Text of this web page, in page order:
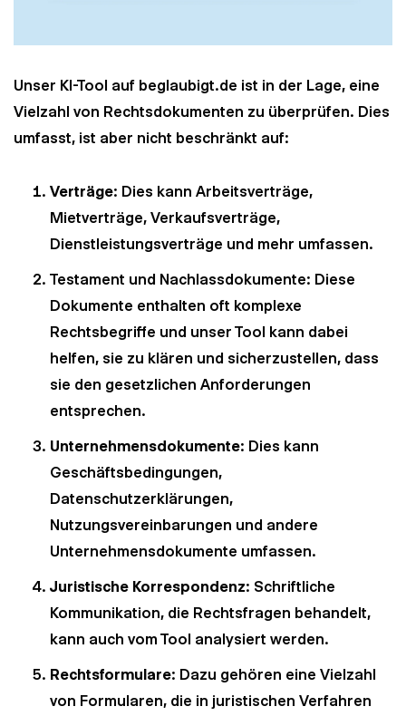
Unser KI-Tool auf beglaubigt.de ist in der Lage, eine
Vielzahl von Rechtsdokumenten zu überprüfen. Dies
umfasst, ist aber nicht beschränkt auf:
Verträge: Dies kann Arbeitsverträge,
Mietverträge, Verkaufsverträge,
Dienstleistungsverträge und mehr umfassen.
Testament und Nachlassdokumente: Diese
Dokumente enthalten oft komplexe
Rechtsbegriffe und unser Tool kann dabei
helfen, sie zu klären und sicherzustellen, dass
sie den gesetzlichen Anforderungen
entsprechen.
Unternehmensdokumente: Dies kann
Geschäftsbedingungen,
Datenschutzerklärungen,
Nutzungsvereinbarungen und andere
Unternehmensdokumente umfassen.
Juristische Korrespondenz: Schriftliche
Kommunikation, die Rechtsfragen behandelt,
kann auch vom Tool analysiert werden.
Rechtsformulare: Dazu gehören eine Vielzahl
von Formularen, die in juristischen Verfahren